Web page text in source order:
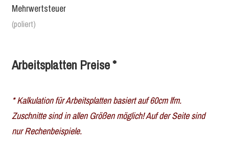
Mehrwertsteuer
(poliert)
Arbeitsplatten Preise *
* Kalkulation für Arbeitsplatten basiert auf 60cm lfm.
Zuschnitte sind in allen Größen möglich! Auf der Seite sind
nur Rechenbeispiele.